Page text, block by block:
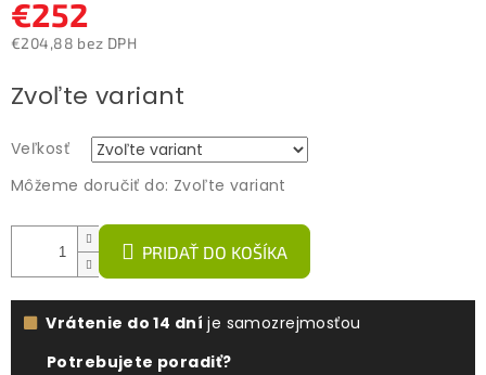
€252
€204,88 bez DPH
cena:
Zvoľte variant
Veľkosť
Môžeme doručiť do: Zvoľte variant
PRIDAŤ DO KOŠÍKA
Vrátenie do 14 dní je samozrejmosťou
Potrebujete poradiť?